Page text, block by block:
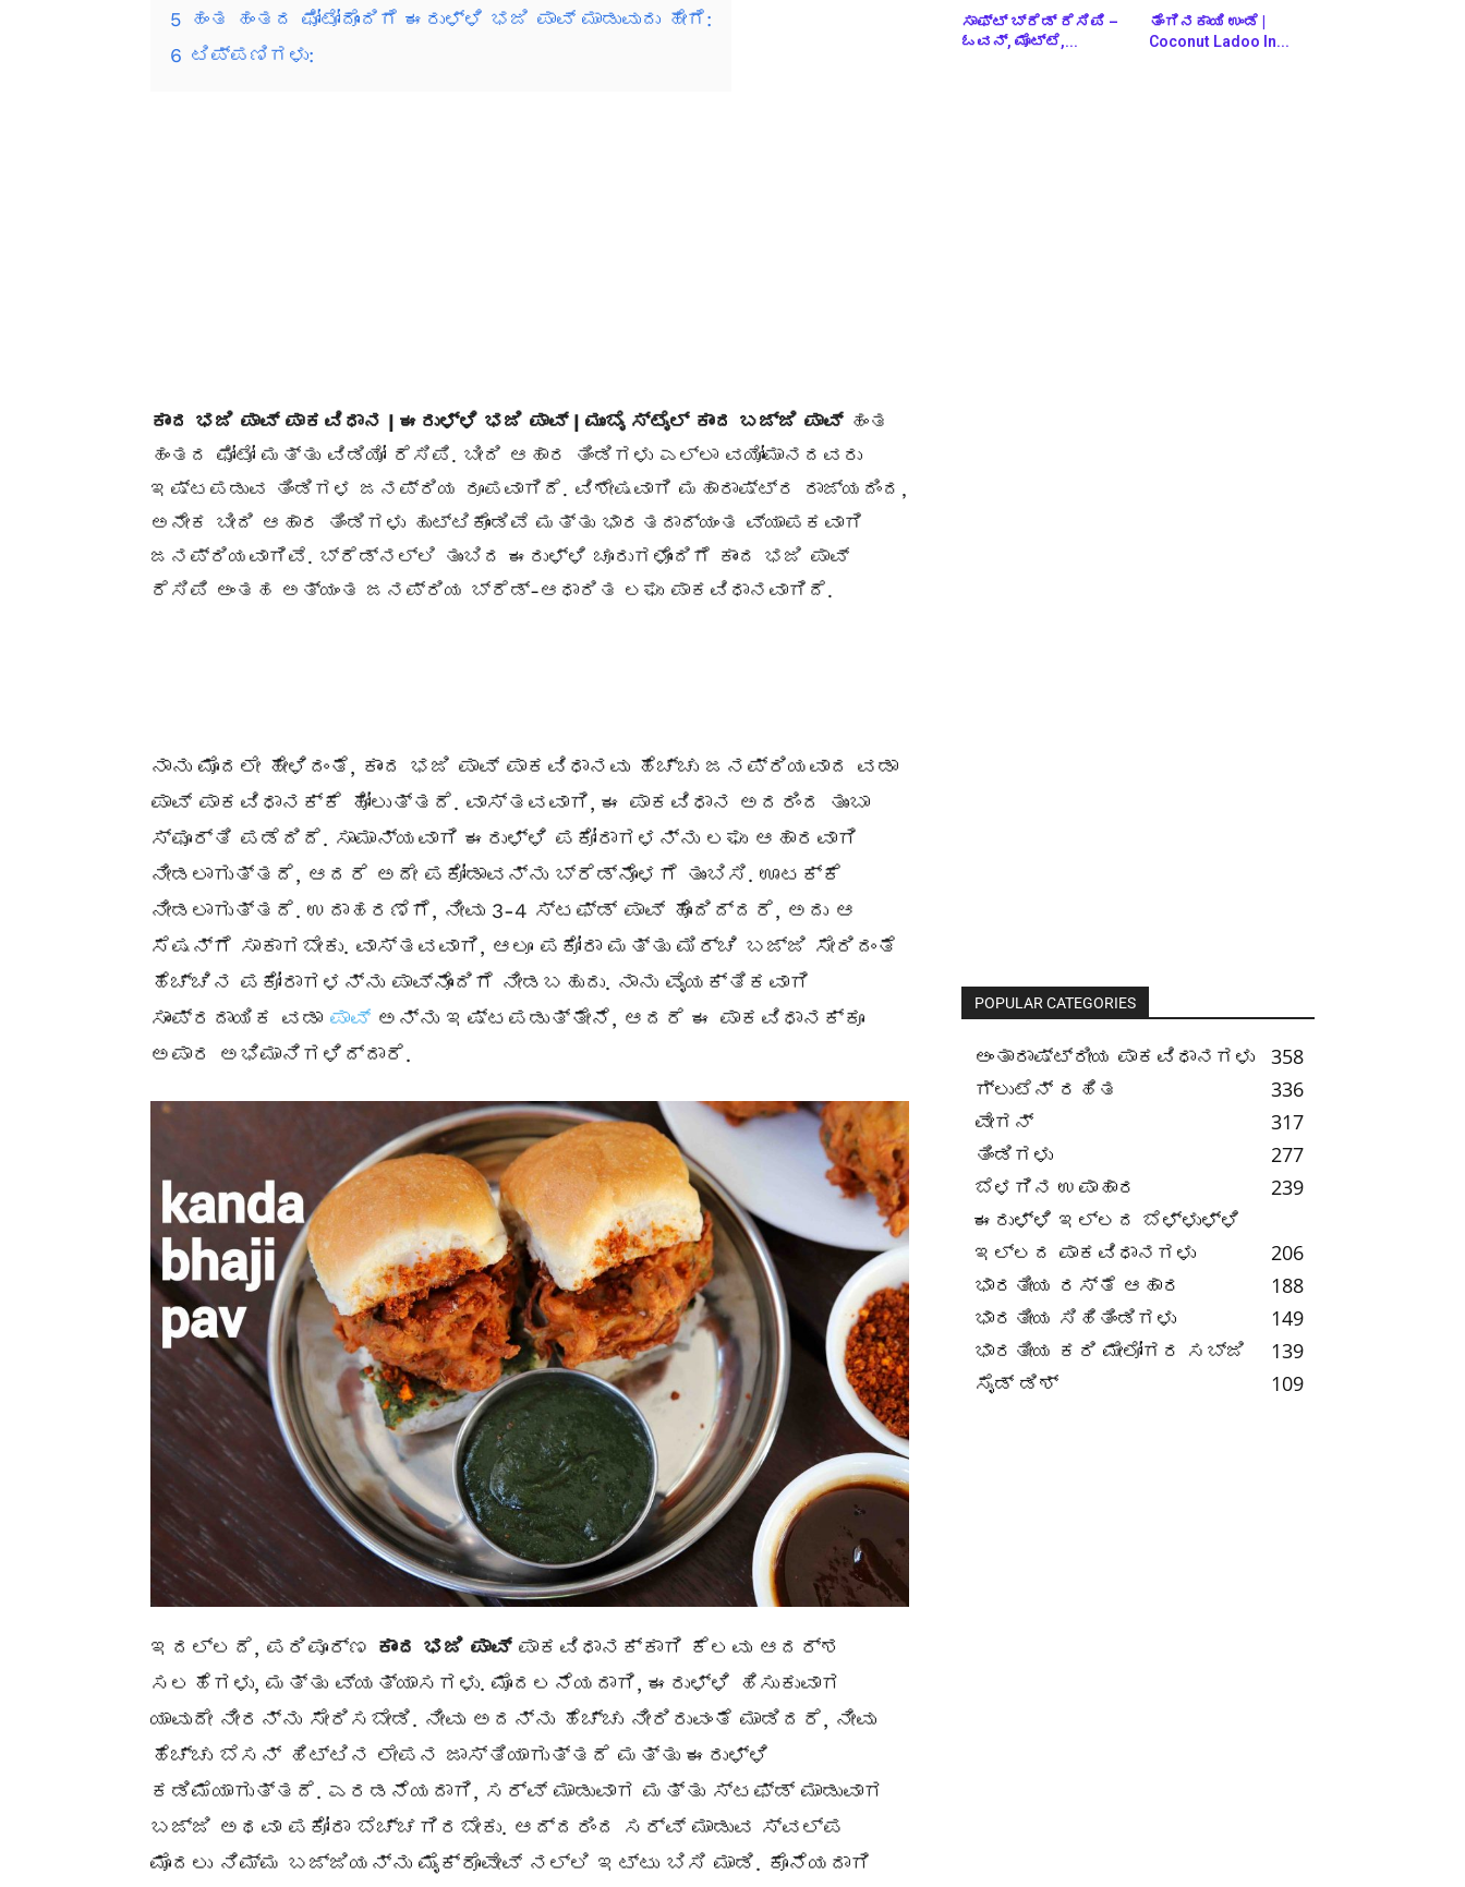
5 ಹಂತ ಹಂತದ ಫೋಟೋದೊಂದಿಗೆ ಈರುಳ್ಳಿ ಭಜಿ ಪಾವ್ ಮಾಡುವುದು ಹೇಗೆ:
6 ಟಿಪ್ಪಣಿಗಳು:
ಕಾಂದ ಭಜಿ ಪಾವ್ ಪಾಕವಿಧಾನ | ಈರುಳ್ಳಿ ಭಜಿ ಪಾವ್ | ಮುಂಬೈ ಸ್ಟೈಲ್ ಕಾಂದ ಬಜ್ಜಿ ಪಾವ್ಹಂತ
ಹಂತದ ಫೋಟೋ ಮತ್ತು ವಿಡಿಯೋ ರೆಸಿಪಿ. ಬೀದಿ ಆಹಾರ ತಿಂಡಿಗಳು ಎಲ್ಲಾ ವಯೋಮಾನದವರು
ಇಷ್ಟಪಡುವ ತಿಂಡಿಗಳ ಜನಪ್ರಿಯ ರೂಪವಾಗಿದೆ. ವಿಶೇಷವಾಗಿ ಮಹಾರಾಷ್ಟ್ರ ರಾಜ್ಯದಿಂದ,
ಅನೇಕ ಬೀದಿ ಆಹಾರ ತಿಂಡಿಗಳು ಹುಟ್ಟಿಕೊಂಡಿವೆ ಮತ್ತು ಭಾರತದಾದ್ಯಂತ ವ್ಯಾಪಕವಾಗಿ
ಜನಪ್ರಿಯವಾಗಿವೆ. ಬ್ರೆಡ್ನಲ್ಲಿ ತುಂಬಿದ ಈರುಳ್ಳಿ ಚೂರುಗಳೊಂದಿಗೆ ಕಾಂದ ಭಜಿ ಪಾವ್
ರೆಸಿಪಿ ಅಂತಹ ಅತ್ಯಂತ ಜನಪ್ರಿಯ ಬ್ರೆಡ್-ಆಧಾರಿತ ಲಘು ಪಾಕವಿಧಾನವಾಗಿದೆ.
ನಾನು ಮೊದಲೇ ಹೇಳಿದಂತೆ, ಕಾಂದ ಭಜಿ ಪಾವ್ ಪಾಕವಿಧಾನವು ಹೆಚ್ಚು ಜನಪ್ರಿಯವಾದ ವಡಾ
ಪಾವ್ ಪಾಕವಿಧಾನಕ್ಕೆ ಹೋಲುತ್ತದೆ. ವಾಸ್ತವವಾಗಿ, ಈ ಪಾಕವಿಧಾನ ಅದರಿಂದ ತುಂಬಾ
ಸ್ಫೂರ್ತಿ ಪಡೆದಿದೆ. ಸಾಮಾನ್ಯವಾಗಿ ಈರುಳ್ಳಿ ಪಕೋರಾಗಳನ್ನು ಲಘು ಆಹಾರವಾಗಿ
ನೀಡಲಾಗುತ್ತದೆ, ಆದರೆ ಅದೇ ಪಕೋಡಾವನ್ನು ಬ್ರೆಡ್‌ನೊಳಗೆ ತುಂಬಿಸಿ. ಊಟಕ್ಕೆ
ನೀಡಲಾಗುತ್ತದೆ. ಉದಾಹರಣೆಗೆ, ನೀವು 3-4 ಸ್ಟಫ್ಡ್ ಪಾವ್ ಹೊಂದಿದ್ದರೆ, ಅದು ಆ
ಸೆಷನ್‌ಗೆ ಸಾಕಾಗಬೇಕು. ವಾಸ್ತವವಾಗಿ, ಆಲೂ ಪಕೋರಾ ಮತ್ತು ಮಿರ್ಚಿ ಬಜ್ಜಿ ಸೇರಿದಂತೆ
ಹೆಚ್ಚಿನ ಪಕೋರಾಗಳನ್ನು ಪಾವ್‌ನೊಂದಿಗೆ ನೀಡಬಹುದು. ನಾನು ವೈಯಕ್ತಿಕವಾಗಿ
ಸಾಂಪ್ರದಾಯಿಕ ವಡಾ ಪಾವ್ ಅನ್ನು ಇಷ್ಟಪಡುತ್ತೇನೆ, ಆದರೆ ಈ ಪಾಕವಿಧಾನಕ್ಕೂ
ಅಪಾರ ಅಭಿಮಾನಿಗಳಿದ್ದಾರೆ.
ಇದಲ್ಲದೆ, ಪರಿಪೂರ್ಣ ಕಾಂದ ಭಜಿ ಪಾವ್ಪಾಕವಿಧಾನಕ್ಕಾಗಿ ಕೆಲವು ಆದರ್ಶ
ಸಲಹೆಗಳು, ಮತ್ತು ವ್ಯತ್ಯಾಸಗಳು. ಮೊದಲನೆಯದಾಗಿ, ಈರುಳ್ಳಿ ಹಿಸುಕುವಾಗ
ಯಾವುದೇ ನೀರನ್ನು ಸೇರಿಸಬೇಡಿ. ನೀವು ಅದನ್ನು ಹೆಚ್ಚು ನೀರಿರುವಂತೆ ಮಾಡಿದರೆ, ನೀವು
ಹೆಚ್ಚು ಬೆಸನ್ ಹಿಟ್ಟಿನ ಲೇಪನ ಜಾಸ್ತಿಯಾಗುತ್ತದೆ ಮತ್ತು ಈರುಳ್ಳಿ
ಕಡಿಮೆಯಾಗುತ್ತದೆ. ಎರಡನೆಯದಾಗಿ, ಸರ್ವ್ ಮಾಡುವಾಗ ಮತ್ತು ಸ್ಟಫ್ಡ್ ಮಾಡುವಾಗ
ಬಜ್ಜಿ ಅಥವಾ ಪಕೋರಾ ಬೆಚ್ಚಗಿರಬೇಕು. ಆದ್ದರಿಂದ ಸರ್ವ್‌ ಮಾಡುವ ಸ್ವಲ್ಪ
ಮೊದಲು ನಿಮ್ಮ ಬಜ್ಜಿಯನ್ನು ಮೈಕ್ರೊವೇವ್ ನಲ್ಲಿ ಇಟ್ಟು ಬಿಸಿ ಮಾಡಿ. ಕೊನೆಯದಾಗಿ
ಸಾಫ್ಟ್ ಬ್ರೆಡ್ ರೆಸಿಪಿ –
ಓವನ್, ಮೊಟ್ಟೆ,...
ತೆಂಗಿನಕಾಯಿ ಉಂಡೆ |
Coconut Ladoo In...
POPULAR CATEGORIES
ಅಂತಾರಾಷ್ಟ್ರೀಯ ಪಾಕವಿಧಾನಗಳು
358
ಗ್ಲುಟೆನ್ ರಹಿತ
336
ವೇಗನ್
317
ತಿಂಡಿಗಳು
277
ಬೆಳಗಿನ ಉಪಾಹಾರ
239
ಈರುಳ್ಳಿ ಇಲ್ಲದ ಬೆಳ್ಳುಳ್ಳಿ
ಇಲ್ಲದ ಪಾಕವಿಧಾನಗಳು
206
ಭಾರತೀಯ ರಸ್ತೆ ಆಹಾರ
188
ಭಾರತೀಯ ಸಿಹಿತಿಂಡಿಗಳು
149
ಭಾರತೀಯ ಕರಿ ಮೇಲೋಗರ ಸಬ್ಜಿ
139
ಸೈಡ್ ಡಿಶ್
109